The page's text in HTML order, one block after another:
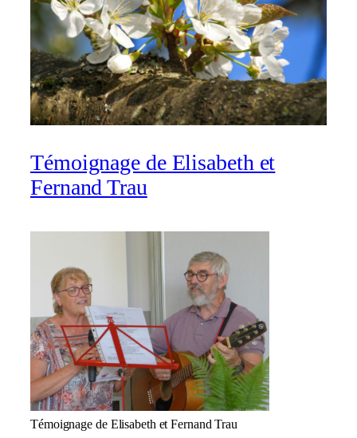
Témoignage de Elisabeth et
Fernand Trau
Témoignage de Elisabeth et Fernand Trau